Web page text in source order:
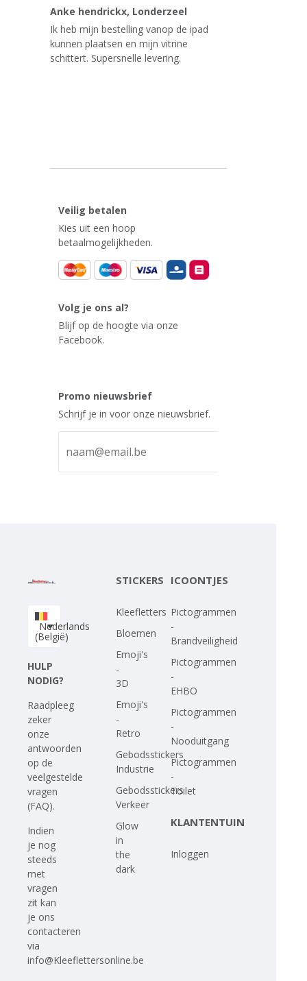
Anke hendrickx, Londerzeel
Ik heb mijn bestelling vanop de ipad
kunnen plaatsen en mijn vitrine
schittert. Supersnelle levering.
Veilig betalen
Kies uit een hoop
betaalmogelijkheden.
Volg je ons al?
Blijf op de hoogte via onze
Facebook.
Promo nieuwsbrief
Schrijf je in voor onze nieuwsbrief.
Nederlands
(België)
HULP
NODIG?
Raadpleeg
zeker
onze
antwoorden
op de
veelgestelde
vragen
(FAQ).
Indien
je nog
steeds
met
vragen
zit kan
je ons
contacteren
via
info@Kleeflettersonline.be
STICKERS
Kleefletters
Bloemen
Emoji's
-
3D
Emoji's
-
Retro
Gebodsstickers
Industrie
Gebodsstickers
Verkeer
Glow
in
the
dark
ICOONTJES
Pictogrammen
-
Brandveiligheid
Pictogrammen
-
EHBO
Pictogrammen
-
Nooduitgang
Pictogrammen
-
Toilet
KLANTENTUIN
Inloggen